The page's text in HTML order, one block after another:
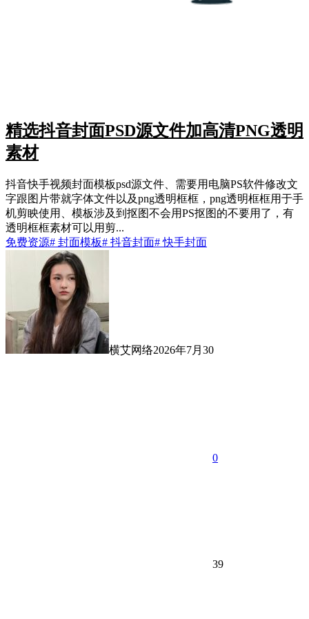
精选抖音封面PSD源文件加高清PNG透明
素材
抖音快手视频封面模板psd源文件、需要用电脑PS软件修改文
字跟图片带就字体文件以及png透明框框，png透明框框用于手
机剪眏使用、模板涉及到抠图不会用PS抠图的不要用了，有
透明框框素材可以用剪...
免费资源# 封面模板# 抖音封面# 快手封面
横艾网络2026年7月30
0
39